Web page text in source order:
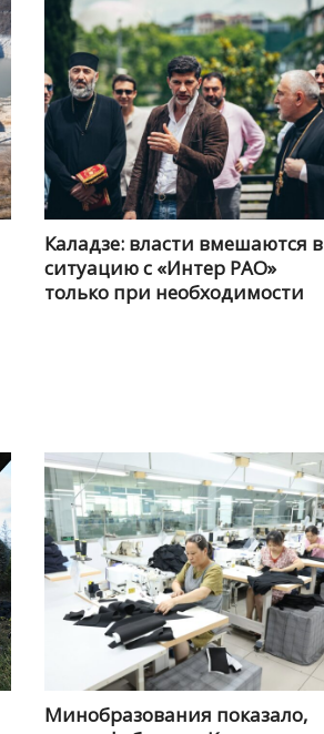
Каладзе: власти вмешаются в
ситуацию с «Интер РАО»
только при необходимости
Минобразования показало,